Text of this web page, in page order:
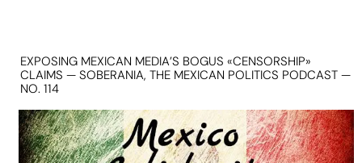
EXPOSING MEXICAN MEDIA’S BOGUS «CENSORSHIP»
CLAIMS — SOBERANIA, THE MEXICAN POLITICS PODCAST —
NO. 114